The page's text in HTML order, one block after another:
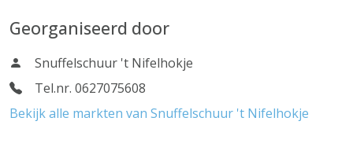
Georganiseerd door
Snuffelschuur 't Nifelhokje
Tel.nr. 0627075608
Bekijk alle markten van Snuffelschuur 't Nifelhokje